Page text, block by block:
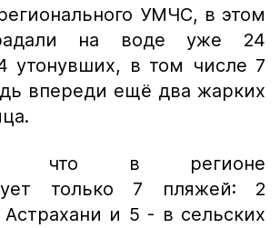
УМЧС, в этом
на воде уже 24
утонувших, в том числе 7
впереди ещё два жарких
что в регионе
только 7 пляжей: 2
Астрахани и 5 - в сельских